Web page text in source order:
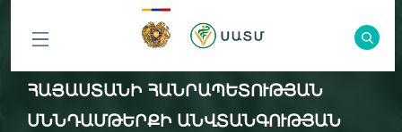
ԲՈԼՈՐ
ԲԱԺԻՆՆԵՐԸ
ՀԱՅԱՍՏԱՆԻ ՀԱՆՐԱՊԵՏՈՒԹՅԱՆ
ՍՆՆԴԱՄԹԵՐՔԻ ԱՆՎՏԱՆԳՈՒԹՅԱՆ